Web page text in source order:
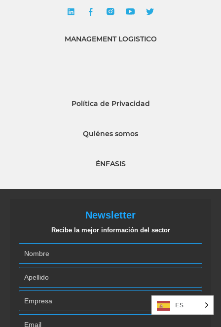
MANAGEMENT LOGISTICO
Política de Privacidad
Quiénes somos
ÉNFASIS
Newsletter
Recibe la mejor información del sector
ES